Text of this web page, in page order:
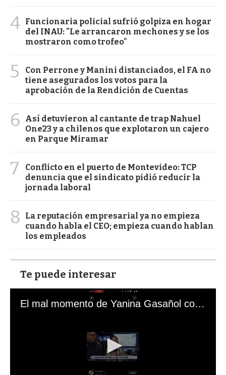
4 Funcionaria policial sufrió golpiza en hogar
del INAU: "Le arrancaron mechones y se los
mostraron como trofeo"
5
Con Perrone y Manini distanciados, el FA no
tiene asegurados los votos para la
aprobación de la Rendición de Cuentas
6
Así detuvieron al cantante de trap Nahuel
One23 y a chilenos que explotaron un cajero
en Parque Miramar
7
Conflicto en el puerto de Montevideo: TCP
denuncia que el sindicato pidió reducir la
jornada laboral
8
La reputación empresarial ya no empieza
cuando habla el CEO; empieza cuando hablan
los empleados
Te puede interesar
El mal momento de Yanina Gasañol con un hincha argentino en "Subrayado"